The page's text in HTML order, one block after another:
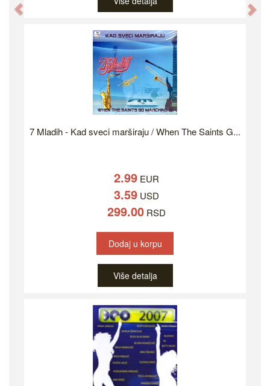
7 Mladih - Kad sveci marširaju / When The Saints G...
2.99 EUR
3.59 USD
299.00 RSD
Dodaj u korpu
Više detalja